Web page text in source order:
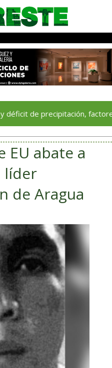
precipitación, factores
EU abate a
líder
de Aragua